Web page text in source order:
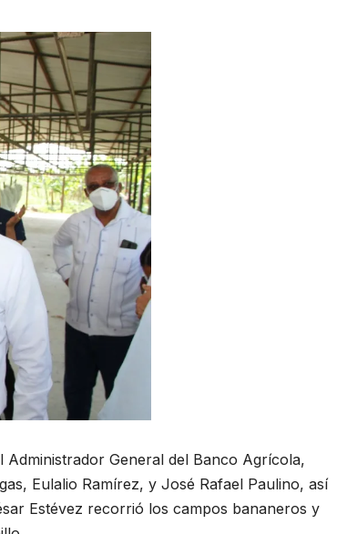
General del Banco Agrícola,
Eulalio Ramírez, y José Rafael Paulino, así
Estévez recorrió los campos bananeros y